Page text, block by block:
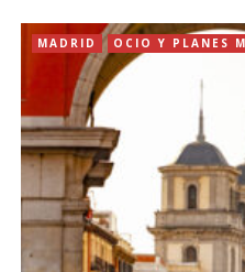
MADRID OCIO Y PLANES